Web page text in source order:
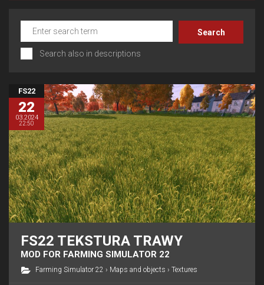
Search also in descriptions
FS22
22
03.2024
22:50
FS22 TEKSTURA TRAWY
MOD FOR FARMING SIMULATOR 22
Farming Simulator 22 › Maps and objects › Textures